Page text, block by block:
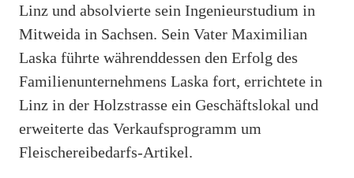
Linz und absolvierte sein Ingenieurstudium in
Mitweida in Sachsen. Sein Vater Maximilian
Laska führte währenddessen den Erfolg des
Familienunternehmens Laska fort, errichtete in
Linz in der Holzstrasse ein Geschäftslokal und
erweiterte das Verkaufsprogramm um
Fleischereibedarfs-Artikel.